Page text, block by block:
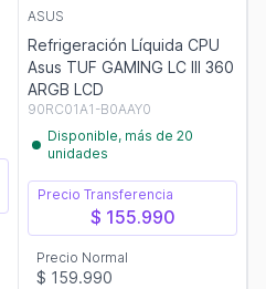
ASUS
Refrigeración Líquida CPU
Asus TUF GAMING LC III 360
ARGB LCD
90RC01A1-B0AAY0
Disponible, más de 20
unidades
Precio Transferencia
$ 155.990
Precio Normal
$ 159.990